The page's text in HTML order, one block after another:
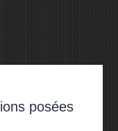
posées